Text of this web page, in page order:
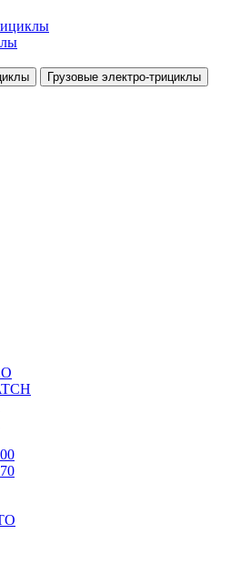
Грузовые электро‑трициклы